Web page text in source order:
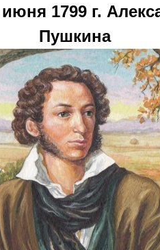
1799 г.
Пушкина